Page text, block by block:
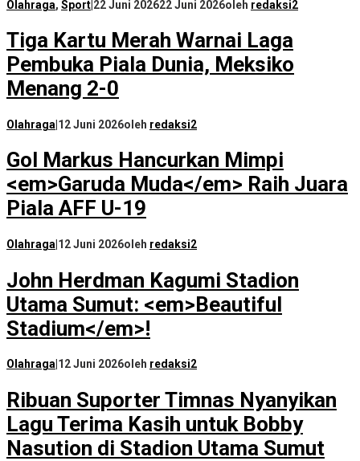
Olahraga, Sport 22 Juni 202622 Juni 2026oleh redaksi2
Tiga Kartu Merah Warnai Laga
Pembuka Piala Dunia, Meksiko
Menang 2-0
Olahraga 12 Juni 2026oleh redaksi2
Gol Markus Hancurkan Mimpi
<em>Garuda Muda</em> Raih Juara
Piala AFF U-19
Olahraga 12 Juni 2026oleh redaksi2
John Herdman Kagumi Stadion
Utama Sumut: <em>Beautiful
Stadium</em>!
Olahraga 12 Juni 2026oleh redaksi2
Ribuan Suporter Timnas Nyanyikan
Lagu Terima Kasih untuk Bobby
Nasution di Stadion Utama Sumut